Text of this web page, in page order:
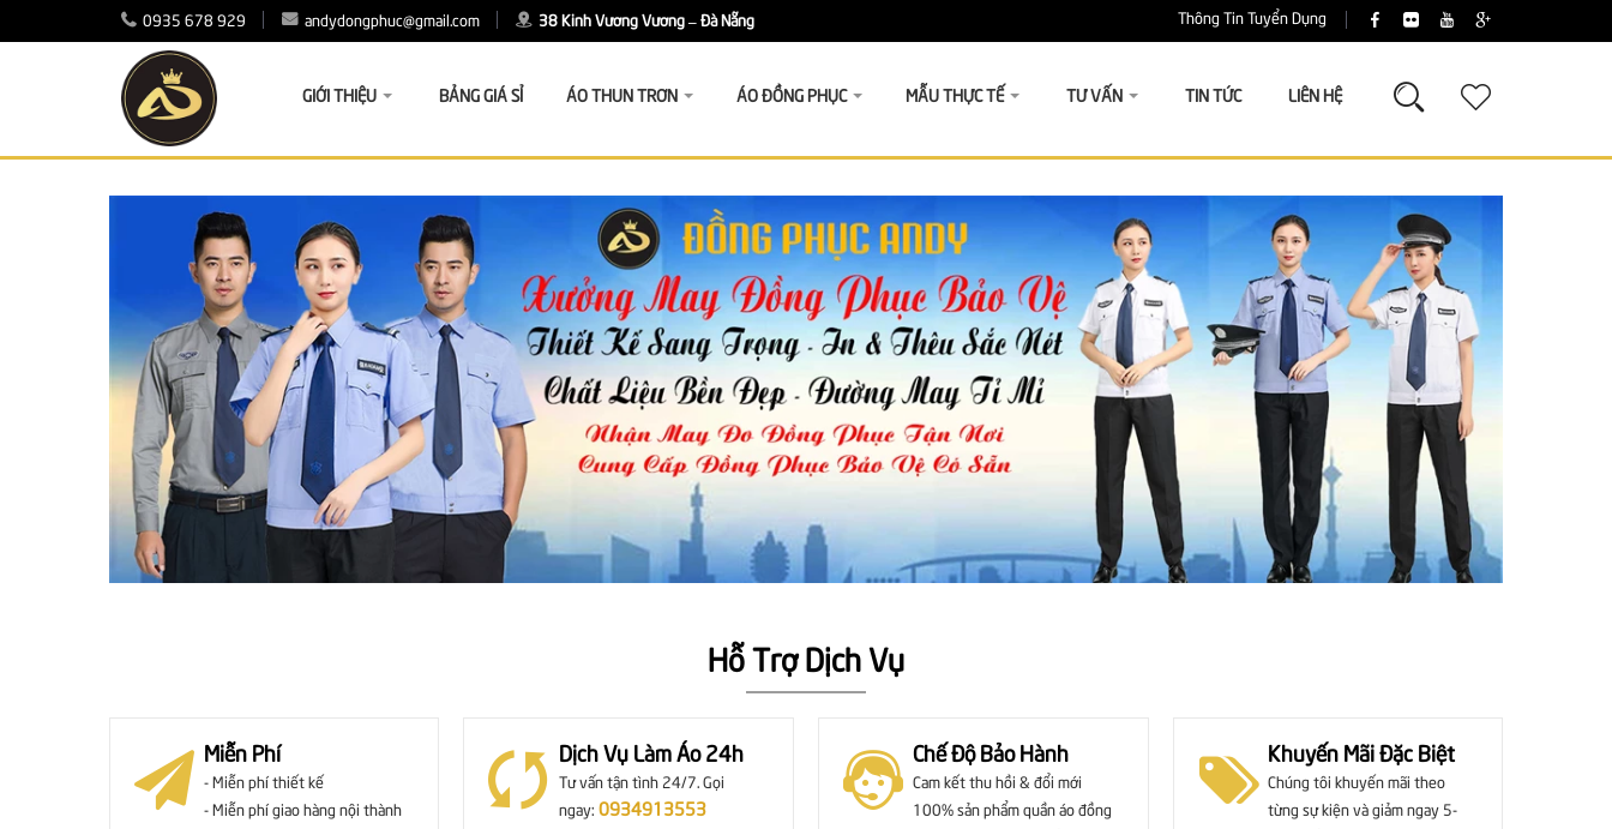
0935 678 929 andydongphuc@gmail.com 38 Kinh Vương Vương – Đà Nẵng Thông Tin Tuyển Dụng
GIỚI THIỆU BẢNG GIÁ SỈ ÁO THUN TRƠN ÁO ĐỒNG PHỤC MẪU THỰC TẾ TƯ VẤN TIN TỨC LIÊN HỆ
Hỗ Trợ Dịch Vụ
Miễn Phí
- Miễn phí thiết kế
- Miễn phí giao hàng nội thành
Dịch Vụ Làm Áo 24h
Tư vấn tận tình 24/7. Gọi
ngay: 0934913553
Chế Độ Bảo Hành
Cam kết thu hồi & đổi mới
100% sản phẩm quần áo đồng
Khuyến Mãi Đặc Biệt
Chúng tôi khuyến mãi theo
từng sự kiện và giảm ngay 5-